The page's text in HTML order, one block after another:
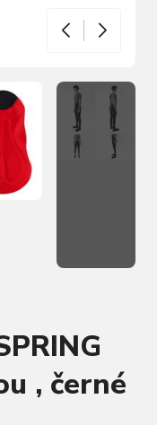
, černé